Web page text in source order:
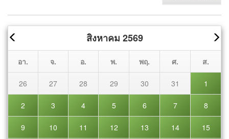
สิงหาคม 2569
อา. จ. อ. พ. พฤ. ศ. ส.
26 27 28 29 30 31 1
2 3 4 5 6 7 8
9 10 11 12 13 14 15